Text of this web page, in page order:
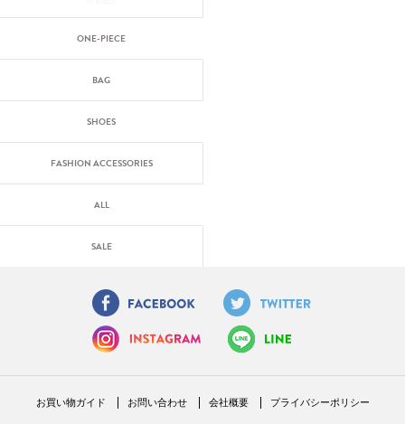
ONE-PIECE
BAG
SHOES
FASHION ACCESSORIES
ALL
SALE
お買い物ガイド お問い合わせ 会社概要 プライバシーポリシー